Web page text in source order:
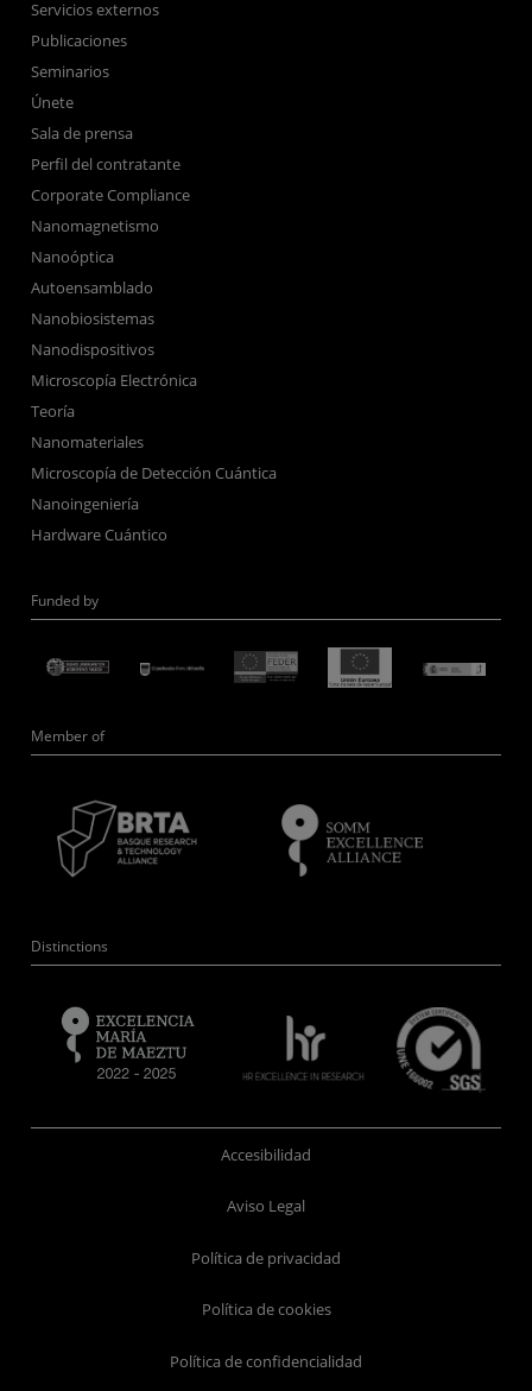
Servicios externos
Publicaciones
Seminarios
Únete
Sala de prensa
Perfil del contratante
Corporate Compliance
Nanomagnetismo
Nanoóptica
Autoensamblado
Nanobiosistemas
Nanodispositivos
Microscopía Electrónica
Teoría
Nanomateriales
Microscopía de Detección Cuántica
Nanoingeniería
Hardware Cuántico
Funded by
Member of
Distinctions
Accesibilidad
Aviso Legal
Política de privacidad
Política de cookies
Política de confidencialidad